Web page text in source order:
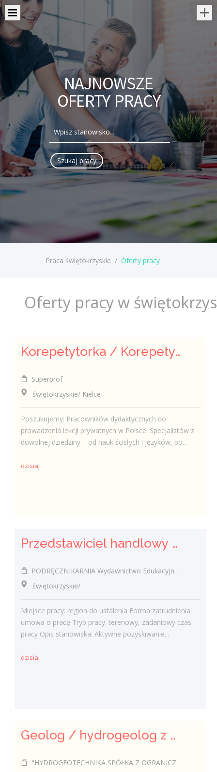
NAJNOWSZE
OFERTY PRACY
Praca świętokrzyskie / Oferty pracy
Oferty pracy w
Korepetytorka / Korepetytor
Superprof
świętokrzyskie/ Kielce
Poszukujemy: Pracowników dydaktycznych do
prowadzenia lekcji prywatnych w Polsce. Specjalistów z
dowolnej dziedziny – od nauk ścisłych i języków, po...
dzisiaj
Przedstawiciel handlowy / Przedstawicielka handlowa w branży edukacyjnej
PODRĘCZNIKARNIA Wydawnictwo Edukacyjne Sp. z o.o.
świętokrzyskie/
Miejsce pracy: region do ustalenia Forma zatrudnienia:
umowa o pracę Tryb pracy: terenowy, zadaniowy czas
pracy Opis stanowiska: Aktywne pozyskiwanie...
dzisiaj
Geolog / hydrogeolog z uprawnieniami (k/m)
"HYDROGEOTECHNIKA SPÓŁKA Z OGRANICZONĄ ODPOWIEDZIALNOŚCIĄ".